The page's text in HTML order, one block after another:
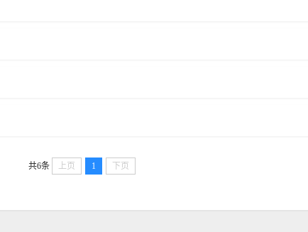
共6条 上页 1 下页